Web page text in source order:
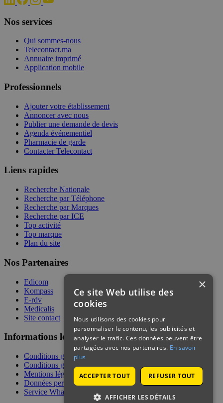
Nos services
Qui sommes-nous
Telecontact.ma
Annuaire imprimé
Application mobile
Professionnels
Ajouter votre établissement
Annoncer avec nous
Publier une demande de devis
Agenda événementiel
Pharmacie de garde
Contacter Telecontact
Liens rapides
Recherche Nationale
Recherche par Téléphone
Recherche par Marques
Recherche par ICE
Top activité
Top marque
Plan du site
Nos Partenaires
Edicom
Kompass
E-rdv
Medicalis
Site contact
Informations légales
Conditions générales de services
Conditions générales de vente
Mentions légales
Données personnelles
Service WhatsApp
×
Ce site Web utilise des
cookies
Nous utilisons des cookies pour
personnaliser le contenu, les publicités et
analyser le trafic. Ces données peuvent être
partagées avec nos partenaires. En savoir
plus
ACCEPTER TOUT REFUSER TOUT
AFFICHER LES DÉTAILS